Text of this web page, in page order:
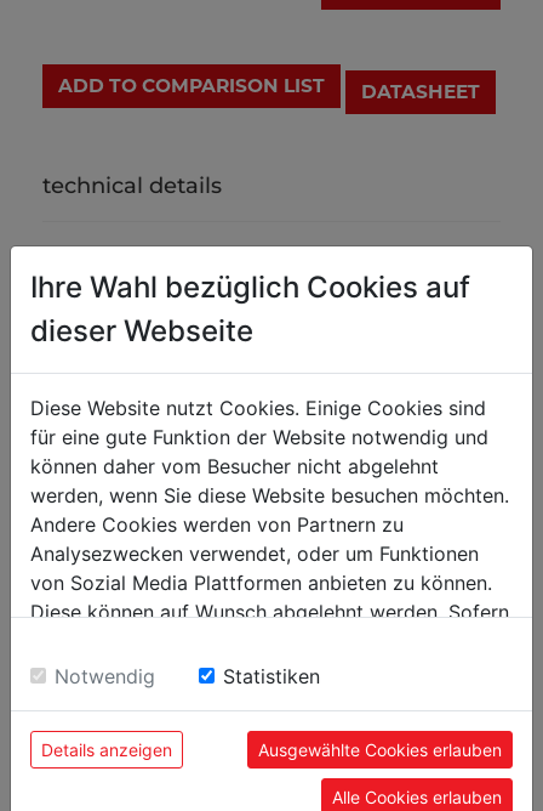
ADD TO COMPARISON LIST DATASHEET
technical details
packaging
packaging width in mm
packaging length in mm
300
packaging height in mm
100
POPULAR PRODUCTS
Ihre Wahl bezüglich Cookies auf
dieser Webseite
Diese Website nutzt Cookies. Einige Cookies sind
für eine gute Funktion der Website notwendig und
können daher vom Besucher nicht abgelehnt
werden, wenn Sie diese Website besuchen möchten.
Andere Cookies werden von Partnern zu
Analysezwecken verwendet, oder um Funktionen
von Sozial Media Plattformen anbieten zu können.
Diese können auf Wunsch abgelehnt werden. Sofern
Einwilligung zu unseren Cookies.
Notwendig Statistiken
Details anzeigen Ausgewählte Cookies erlauben
Alle Cookies erlauben